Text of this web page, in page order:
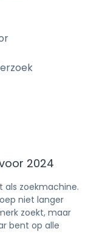
2024
als zoekmachine.
niet langer
zoekt, maar
bent op alle